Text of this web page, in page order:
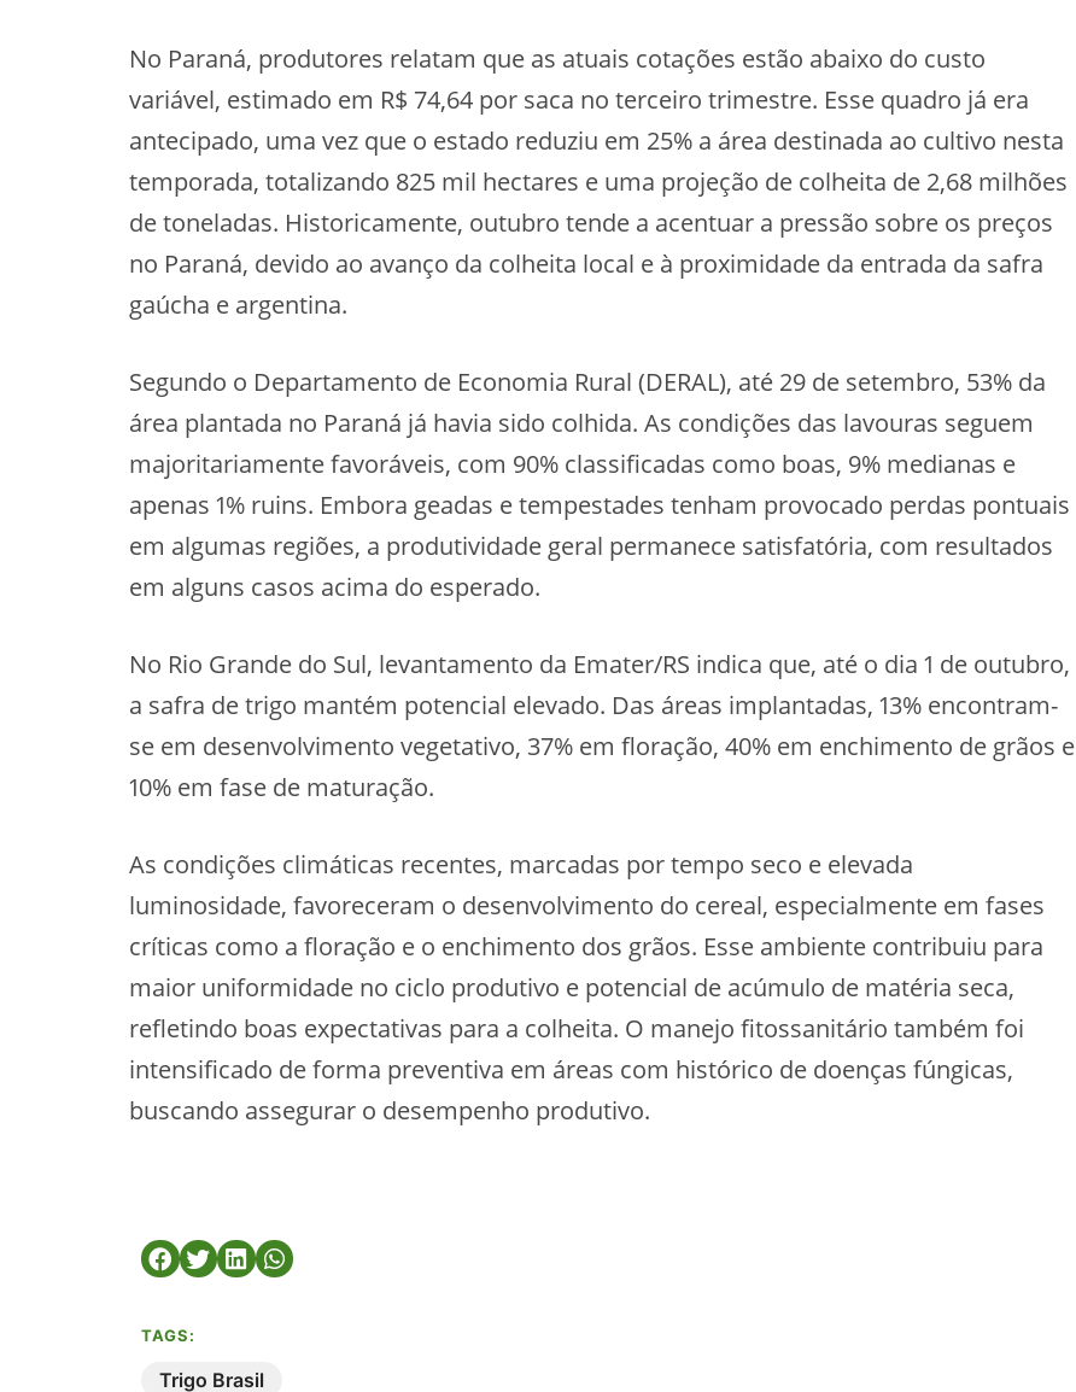
No Paraná, produtores relatam que as atuais cotações estão abaixo do custo
variável, estimado em R$ 74,64 por saca no terceiro trimestre. Esse quadro já era
antecipado, uma vez que o estado reduziu em 25% a área destinada ao cultivo nesta
temporada, totalizando 825 mil hectares e uma projeção de colheita de 2,68 milhões
de toneladas. Historicamente, outubro tende a acentuar a pressão sobre os preços
no Paraná, devido ao avanço da colheita local e à proximidade da entrada da safra
gaúcha e argentina.
Segundo o Departamento de Economia Rural (DERAL), até 29 de setembro, 53% da
área plantada no Paraná já havia sido colhida. As condições das lavouras seguem
majoritariamente favoráveis, com 90% classificadas como boas, 9% medianas e
apenas 1% ruins. Embora geadas e tempestades tenham provocado perdas pontuais
em algumas regiões, a produtividade geral permanece satisfatória, com resultados
em alguns casos acima do esperado.
No Rio Grande do Sul, levantamento da Emater/RS indica que, até o dia 1 de outubro,
a safra de trigo mantém potencial elevado. Das áreas implantadas, 13% encontram-
se em desenvolvimento vegetativo, 37% em floração, 40% em enchimento de grãos e
10% em fase de maturação.
As condições climáticas recentes, marcadas por tempo seco e elevada
luminosidade, favoreceram o desenvolvimento do cereal, especialmente em fases
críticas como a floração e o enchimento dos grãos. Esse ambiente contribuiu para
maior uniformidade no ciclo produtivo e potencial de acúmulo de matéria seca,
refletindo boas expectativas para a colheita. O manejo fitossanitário também foi
intensificado de forma preventiva em áreas com histórico de doenças fúngicas,
buscando assegurar o desempenho produtivo.
TAGS:
Trigo Brasil